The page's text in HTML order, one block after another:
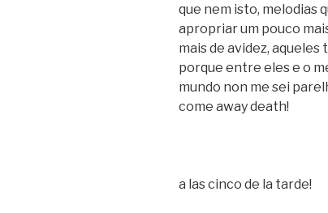
que nem isto, melodias
apropriar um pouco
mais de avidez,
porque entre eles e o
mundo non me sei
come away death!
a las cinco de la tarde!